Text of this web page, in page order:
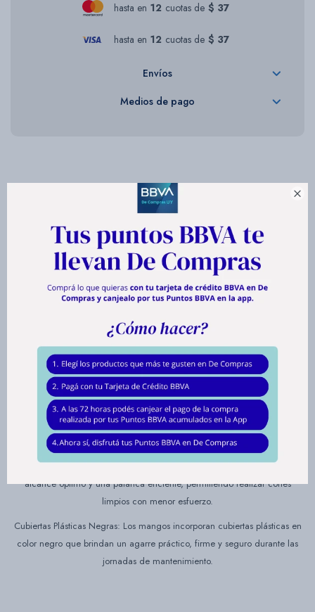

hasta en 12 cuotas de $ 37
hasta en 12 cuotas de $ 37
Envíos
Medios de pago
Descripción
La tijera de podar Klasse de 20 pulgadas es una herramienta práctica y
robusta, diseñada específicamente para facilitar las tareas de poda y
mantenimiento en el jardín. Su estructura equilibrada ofrece el
apalancamiento ideal para trabajar con comodidad, convirtiéndose en la
aliada perfecta para el cuidado de tus plantas, arbustos y árboles.
Rendimiento y Atributos Clave:
Hojas de Acero al Carbono: Fabricada con materiales de alta resistencia
que aseguran una gran durabilidad y un rendimiento constante en
distintas tareas de jardinería.
Cuchillas de Color Negro: Sus cuchillas cuentan con un acabado en
color negro que protege la superficie y mantiene la eficacia de la
herramienta durante su uso.
Formato Cómodo de 20 Pulgadas: Su longitud total proporciona un
alcance óptimo y una palanca eficiente, permitiendo realizar cortes
limpios con menor esfuerzo.
Cubiertas Plásticas Negras: Los mangos incorporan cubiertas plásticas en
color negro que brindan un agarre práctico, firme y seguro durante las
jornadas de mantenimiento.